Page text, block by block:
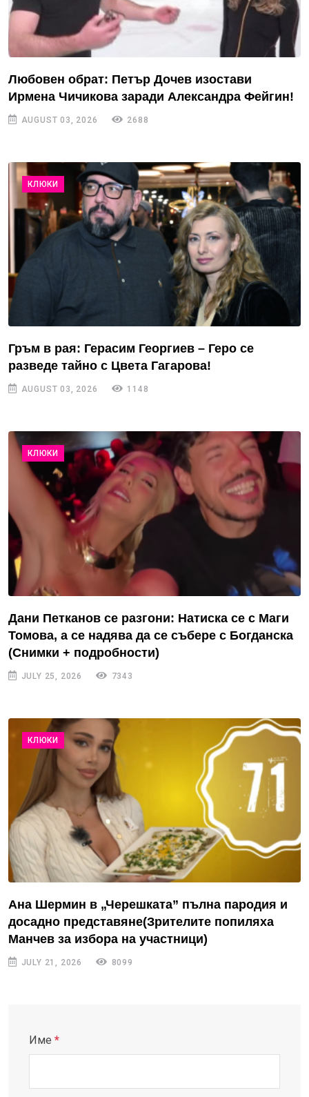
Любовен обрат: Петър Дочев изостави
Ирмена Чичикова заради Александра Фейгин!
AUGUST 03, 2026 2688
КЛЮКИ
Гръм в рая: Герасим Георгиев – Геро се
разведе тайно с Цвета Гагарова!
AUGUST 03, 2026 1148
КЛЮКИ
Дани Петканов се разгони: Натиска се с Маги
Томова, а се надява да се събере с Богданска
(Снимки + подробности)
JULY 25, 2026 7343
КЛЮКИ
Ана Шермин в „Черешката” пълна пародия и
досадно представяне(Зрителите попиляха
Манчев за избора на участници)
JULY 21, 2026 8099
Име *